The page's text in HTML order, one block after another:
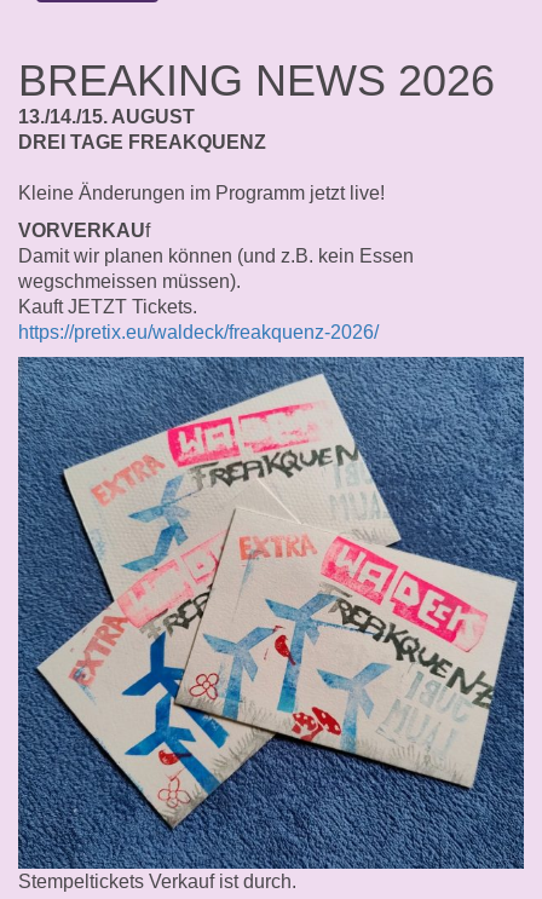
BREAKING NEWS 2026
13./14./15. AUGUST
DREI TAGE FREAKQUENZ
Kleine Änderungen im Programm jetzt live!
VORVERKAUf
Damit wir planen können (und z.B. kein Essen
wegschmeissen müssen).
Kauft JETZT Tickets.
https://pretix.eu/waldeck/freakquenz-2026/
Stempeltickets Verkauf ist durch.